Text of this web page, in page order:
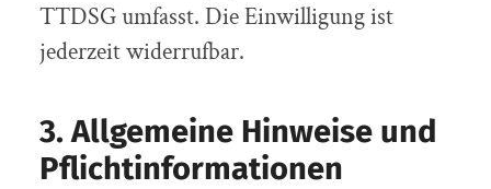
TTDSG umfasst. Die Einwilligung ist
jederzeit widerrufbar.
3. Allgemeine Hinweise und
Pflicht­informationen